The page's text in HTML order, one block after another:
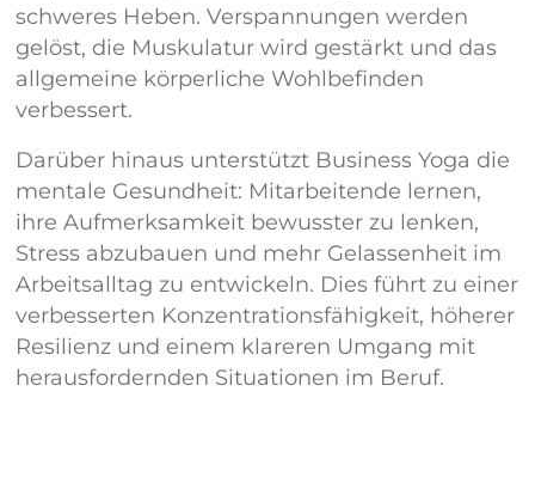
schweres Heben. Verspannungen werden
gelöst, die Muskulatur wird gestärkt und das
allgemeine körperliche Wohlbefinden
verbessert.
Darüber hinaus unterstützt Business Yoga die
mentale Gesundheit: Mitarbeitende lernen,
ihre Aufmerksamkeit bewusster zu lenken,
Stress abzubauen und mehr Gelassenheit im
Arbeitsalltag zu entwickeln. Dies führt zu einer
verbesserten Konzentrationsfähigkeit, höherer
Resilienz und einem klareren Umgang mit
herausfordernden Situationen im Beruf.